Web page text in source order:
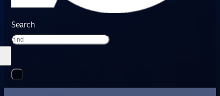
Search